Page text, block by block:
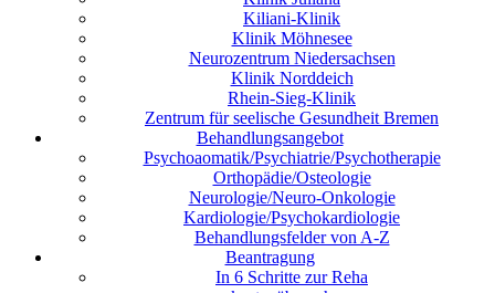
Kiliani-Klinik
Klinik Möhnesee
Neurozentrum Niedersachsen
Klinik Norddeich
Rhein-Sieg-Klinik
Zentrum für seelische Gesundheit Bremen
Behandlungsangebot
Psychoaomatik/Psychiatrie/Psychotherapie
Orthopädie/Osteologie
Neurologie/Neuro-Onkologie
Kardiologie/Psychokardiologie
Behandlungsfelder von A-Z
Beantragung
In 6 Schritte zur Reha